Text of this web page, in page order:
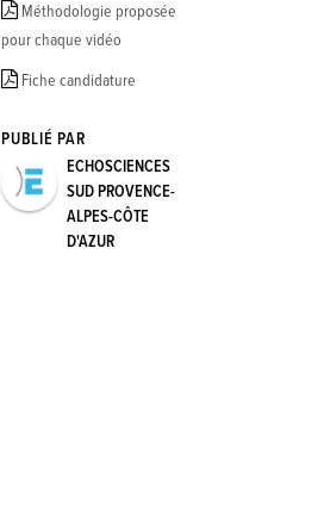
Méthodologie proposée
pour chaque vidéo
Fiche candidature
PUBLIÉ PAR
ECHOSCIENCES
SUD PROVENCE-
ALPES-CÔTE
D'AZUR